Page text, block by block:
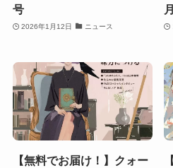
号
2026年1月12日 ニュース
【無料でお届け！】クォー